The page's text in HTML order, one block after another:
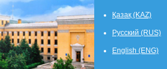
Қазақ (KAZ)
Русский (RUS)
English (ENG)